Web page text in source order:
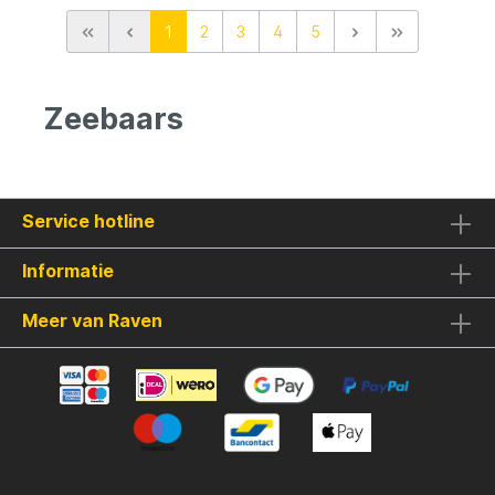
geleverd in een zakje van meerdere stuks.
Inhoud: 3 stuks
1 2 3 4 5
Zeebaars
Service hotline
Informatie
Meer van Raven